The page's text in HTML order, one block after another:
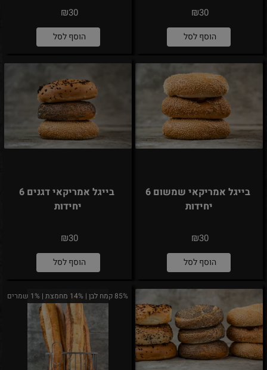
₪30
הוסף לסל
₪30
הוסף לסל
בייגל אמריקאי שמשום 6
יחידות
₪30
הוסף לסל
בייגל אמריקאי דגנים 6
יחידות
₪30
הוסף לסל
85% קמח לבן | 14% מחמצת | 1% שמרים